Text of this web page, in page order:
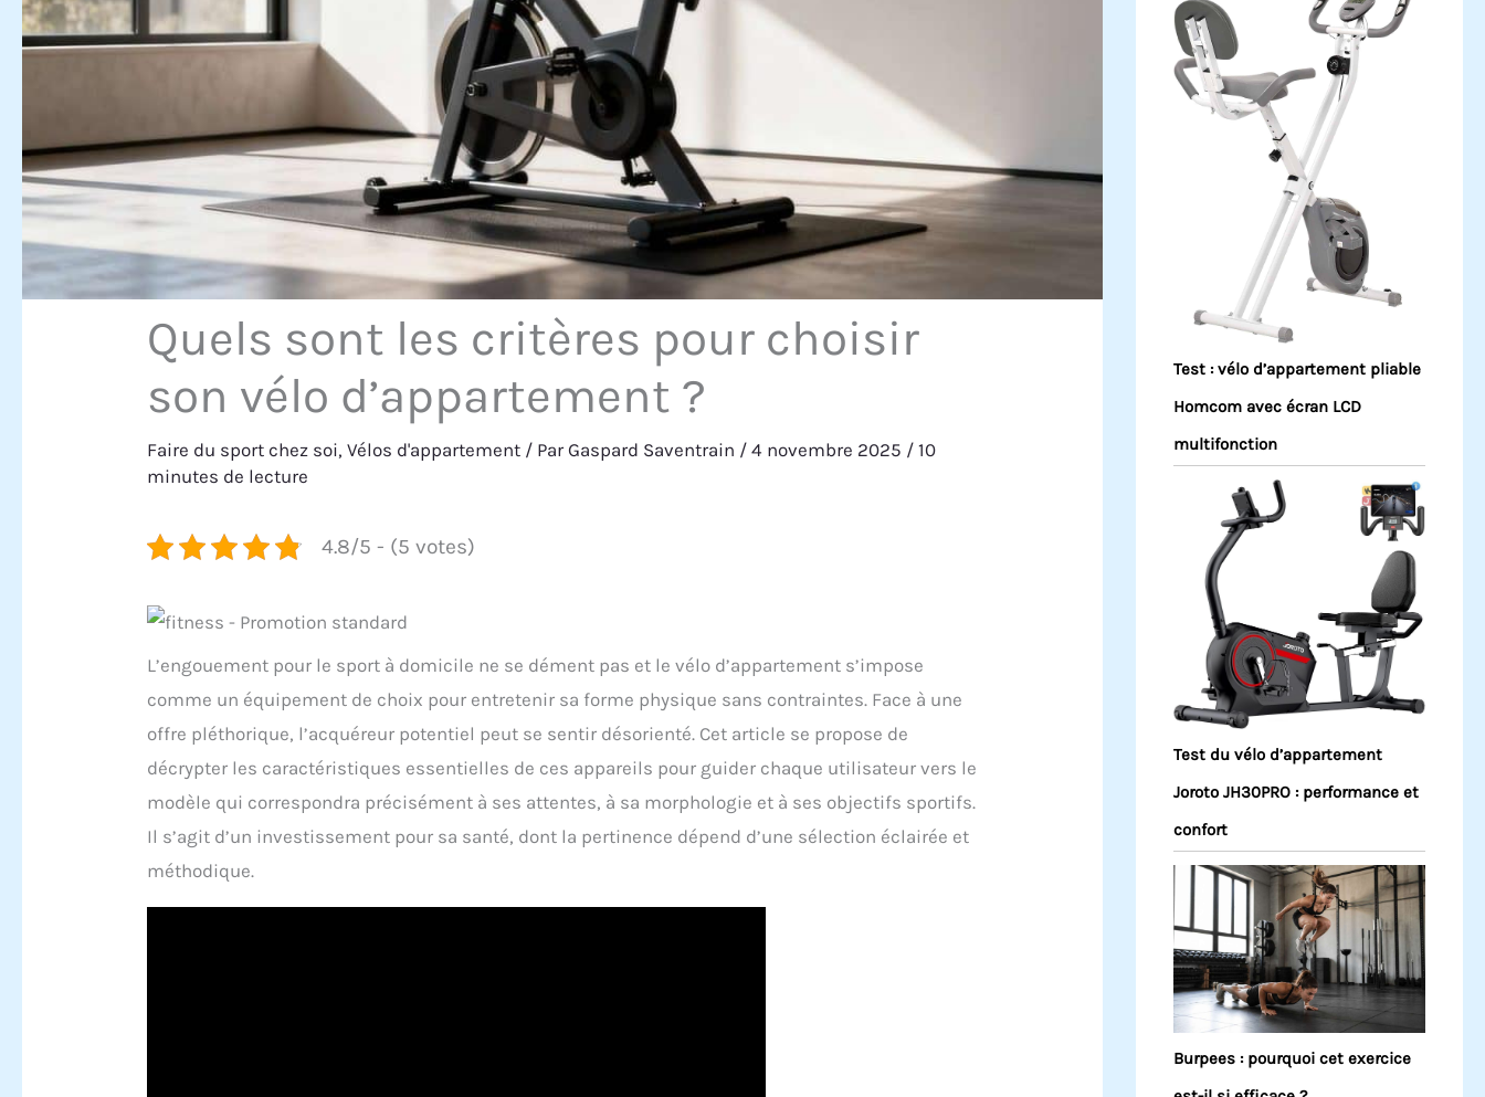
Quels sont les critères pour choisir
son vélo d’appartement ?
Faire du sport chez soi,Vélos d'appartement / ParGaspard Saventrain /4 novembre 2025 /10
minutes de lecture
4.8/5 - (5 votes)
L’engouement pour le sport à domicile ne se dément pas et le vélo d’appartement s’impose
comme un équipement de choix pour entretenir sa forme physique sans contraintes. Face à une
offre pléthorique, l’acquéreur potentiel peut se sentir désorienté. Cet article se propose de
décrypter les caractéristiques essentielles de ces appareils pour guider chaque utilisateur vers le
modèle qui correspondra précisément à ses attentes, à sa morphologie et à ses objectifs sportifs.
Il s’agit d’un investissement pour sa santé, dont la pertinence dépend d’une sélection éclairée et
méthodique.
Test : vélo d’appartement pliable
Homcom avec écran LCD
multifonction
Test du vélo d’appartement
Joroto JH30PRO : performance et
confort
Burpees : pourquoi cet exercice